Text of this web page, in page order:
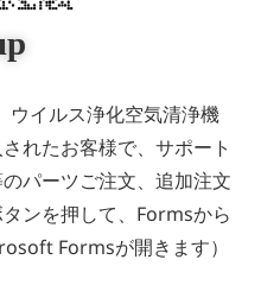
ウイルス浄化空気清浄機
れたお客様で、サポート
パーツご注文、追加注文
ンを押して、Formsから
Formsが開きます）